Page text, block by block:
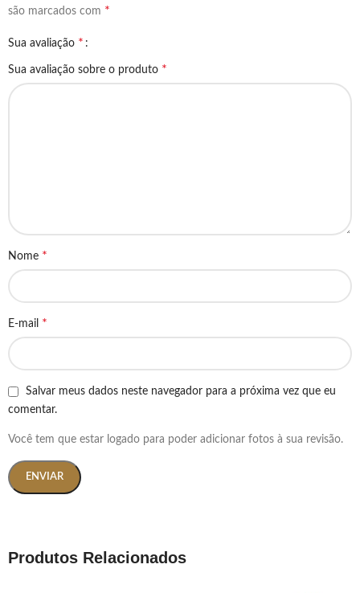
são marcados com *
Sua avaliação *
Sua avaliação sobre o produto *
Nome *
E-mail *
Salvar meus dados neste navegador para a próxima vez que eu
comentar.
Você tem que estar logado para poder adicionar fotos à sua revisão.
Produtos Relacionados